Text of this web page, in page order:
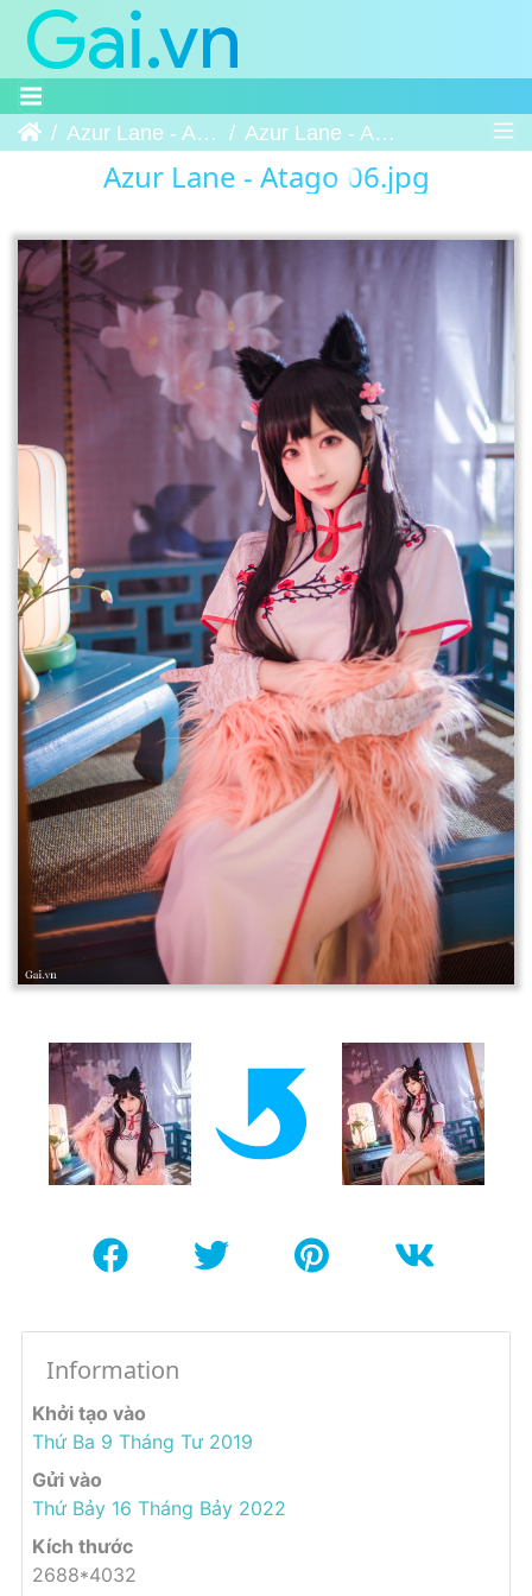
Trang chủAzur Lane - Atago Azur Lane - Atago 06
Azur Lane - Atago 06.jpg
Information
Khởi tạo vào
Thứ Ba 9 Tháng Tư 2019
Gửi vào
Thứ Bảy 16 Tháng Bảy 2022
Kích thước
2688*4032